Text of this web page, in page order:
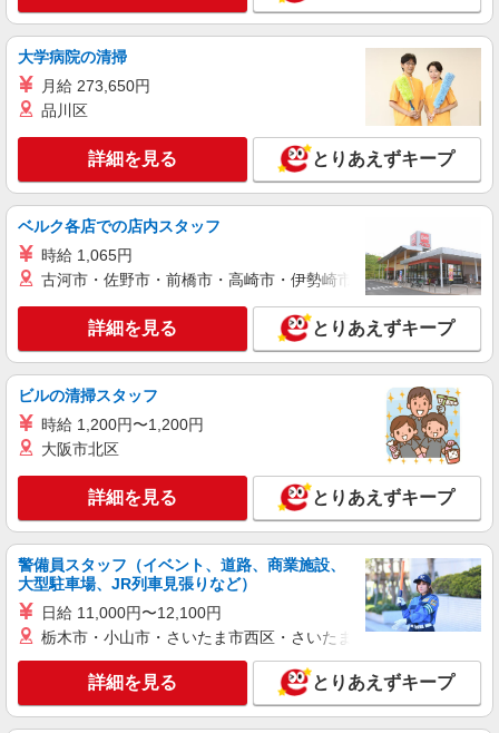
大学病院の清掃
月給 273,650円
品川区
詳細を見る とりあえずキープ
ベルク各店での店内スタッフ
時給 1,065円
古河市・佐野市・前橋市・高崎市・伊勢崎市・太田市・館林市
詳細を見る とりあえずキープ
ビルの清掃スタッフ
時給 1,200円〜1,200円
大阪市北区
詳細を見る とりあえずキープ
警備員スタッフ（イベント、道路、商業施設、
大型駐車場、JR列車見張りなど）
日給 11,000円〜12,100円
栃木市・小山市・さいたま市西区・さいたま市岩槻区・久喜市・
詳細を見る とりあえずキープ